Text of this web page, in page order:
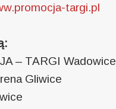
targi.pl
– TARGI Wadowice
Gliwice